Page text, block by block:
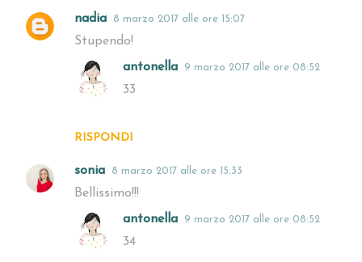
nadia 8 marzo 2017 alle ore 15:07
Stupendo!
RISPONDI
antonella 9 marzo 2017 alle ore 08:52
33
sonia 8 marzo 2017 alle ore 15:33
Bellissimo!!!
antonella
9 marzo 2017 alle ore 08:52
34